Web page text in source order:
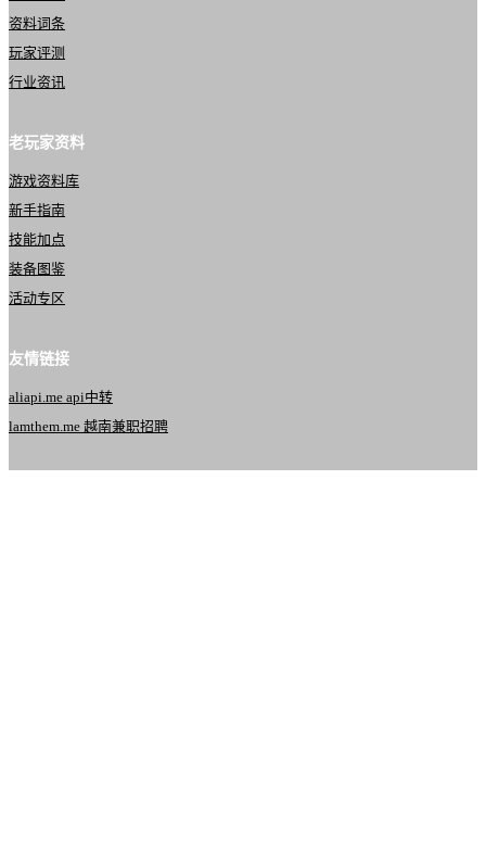
资料词条
玩家评测
行业资讯
老玩家资料
游戏资料库
新手指南
技能加点
装备图鉴
活动专区
友情链接
aliapi.me api中转
lamthem.me 越南兼职招聘